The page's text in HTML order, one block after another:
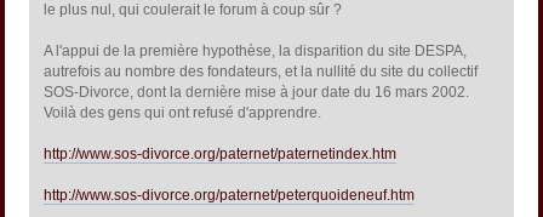
le plus nul, qui coulerait le forum à coup sûr ?
A l'appui de la première hypothèse, la disparition du site DESPA,
autrefois au nombre des fondateurs, et la nullité du site du collectif
SOS-Divorce, dont la dernière mise à jour date du 16 mars 2002.
Voilà des gens qui ont refusé d'apprendre.
http://www.sos-divorce.org/paternet/paternetindex.htm
http://www.sos-divorce.org/paternet/peterquoideneuf.htm